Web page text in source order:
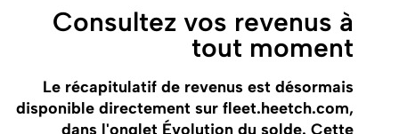
Consultez vos revenus à
tout moment
Le récapitulatif de revenus est désormais
disponible directement sur fleet.heetch.com,
dans l'onglet Évolution du solde. Cette